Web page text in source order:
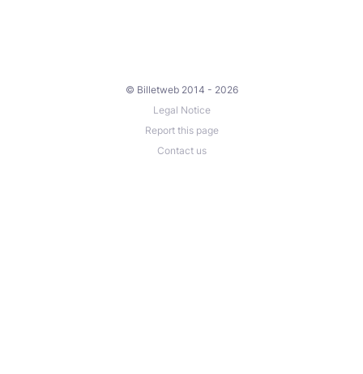
© Billetweb 2014 - 2026
Legal Notice
Report this page
Contact us